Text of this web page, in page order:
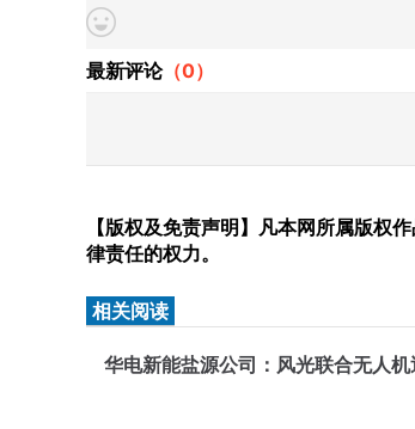
最新评论（0）
【版权及免责声明】凡本网所属版权
律责任的权力。
相关阅读
华电新能盐源公司：风光联合无人